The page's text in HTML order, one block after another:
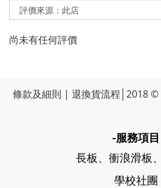
尚未有任何評價
條款及細則 | 退換貨流程 │2018
-服務項目
長板、衝浪滑板
學校社團